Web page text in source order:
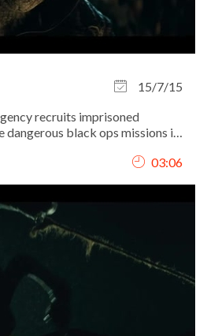
15/7/15
recruits imprisoned
dangerous black ops missions in
03:06